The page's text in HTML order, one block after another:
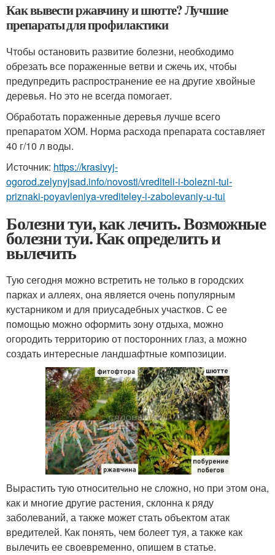
Как вывести ржавчину и шютте? Лучшие
препараты для профилактики
Чтобы остановить развитие болезни, необходимо
обрезать все пораженные ветви и сжечь их, чтобы
предупредить распространение ее на другие хвойные
деревья. Но это не всегда помогает.
Обработать пораженные деревья лучше всего
препаратом ХОМ. Норма расхода препарата составляет
40 г/10 л воды.
Источник: https://krasivyj-
ogorod.zelynyjsad.info/novosti/vrediteli-i-bolezni-tui-
priznaki-poyavleniya-vrediteley-i-zabolevaniy-u-tui
Болезни туи, как лечить. Возможные
болезни туи. Как определить и
вылечить
Тую сегодня можно встретить не только в городских
парках и аллеях, она является очень популярным
кустарником и для приусадебных участков. С ее
помощью можно оформить зону отдыха, можно
огородить территорию от посторонних глаз, а можно
создать интересные ландшафтные композиции.
Вырастить тую относительно не сложно, но при этом она,
как и многие другие растения, склонна к ряду
заболеваний, а также может стать объектом атак
вредителей. Как понять, чем болеет туя, а также как
вылечить ее своевременно, опишем в статье.